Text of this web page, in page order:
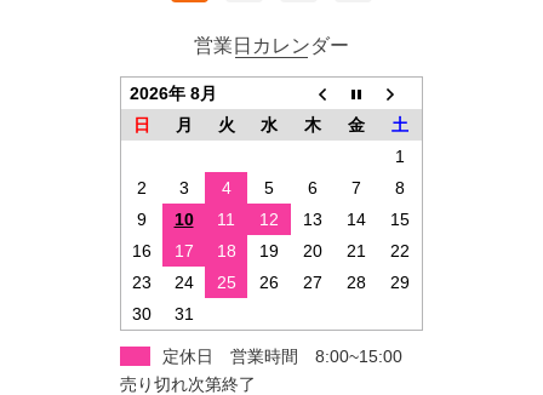
営業日カレンダー
2026年 8月
日
月 火 水 木 金
土
1
2
3 4 5 6 7
8
9
10 11 12 13 14
15
16
17 18 19 20 21
22
23
24 25 26 27 28
29
30
31
定休日 営業時間 8:00~15:00
売り切れ次第終了